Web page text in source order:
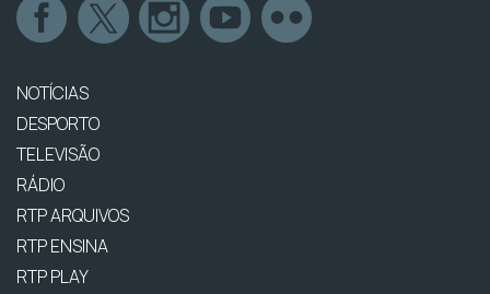
NOTÍCIAS
DESPORTO
TELEVISÃO
RÁDIO
RTP ARQUIVOS
RTP ENSINA
RTP PLAY